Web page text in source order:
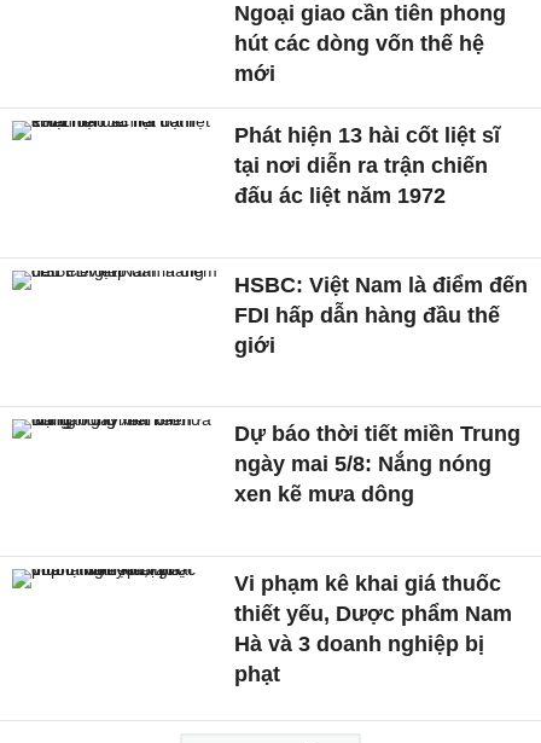
Ngoại giao cần tiên phong
hút các dòng vốn thế hệ
mới
Phát hiện 13 hài cốt liệt sĩ
tại nơi diễn ra trận chiến
đấu ác liệt năm 1972
HSBC: Việt Nam là điểm đến
FDI hấp dẫn hàng đầu thế
giới
Dự báo thời tiết miền Trung
ngày mai 5/8: Nắng nóng
xen kẽ mưa dông
Vi phạm kê khai giá thuốc
thiết yếu, Dược phẩm Nam
Hà và 3 doanh nghiệp bị
phạt